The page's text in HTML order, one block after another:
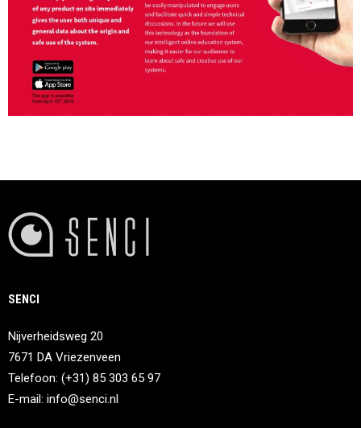
SENCI
Nijverheidsweg 20
7671 DA Vriezenveen
Telefoon: (+31) 85 303 65 97
E-mail: info@senci.nl